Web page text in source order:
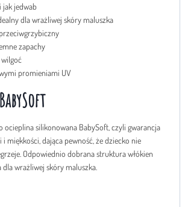
jak jedwab
dla wrażliwej skóry maluszka
zapachy
wilgoć
promieniami UV
ocieplina silikonowana BabySoft, czyli gwarancja
miękkości, dająca pewność, że dziecko nie
Odpowiednio dobrana struktura włókien
dla wrażliwej skóry maluszka.